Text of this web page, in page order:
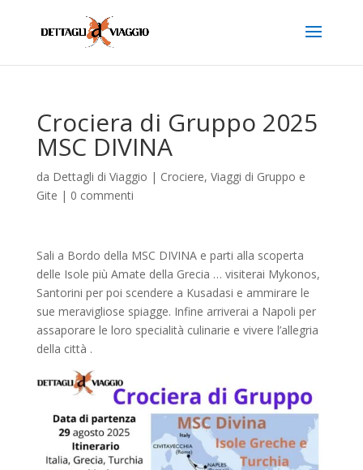
Crociera di Gruppo 2025
MSC DIVINA
da Dettagli di Viaggio | Crociere, Viaggi di Gruppo e
Gite | 0 commenti
Sali a Bordo della MSC DIVINA e parti alla scoperta
delle Isole più Amate della Grecia … visiterai Mykonos,
Santorini per poi scendere a Kusadasi e ammirare le
sue meravigliose spiagge. Infine arriverai a Napoli per
assaporare le loro specialità culinarie e vivere l’allegria
della città .